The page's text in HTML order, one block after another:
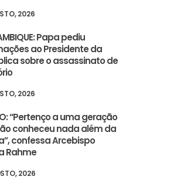
2026
Papa pediu
ao Presidente da
sobre o assassinato de
2026
“Pertenço a uma geração
conheceu nada além da
confessa Arcebispo
Rahme
2026